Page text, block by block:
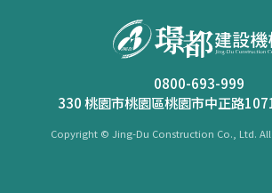
0800-693-999
330 桃園市桃園區桃園市中正路
Copyright © Jing-Du Construction Co., Ltd. All